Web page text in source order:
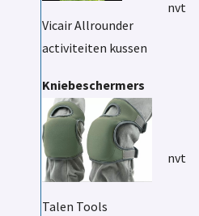
Vicair Allrounder
activiteiten kussen
nvt
Kniebeschermers
Talen Tools
nvt